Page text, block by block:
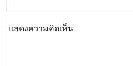
แสดงความคิดเห็น